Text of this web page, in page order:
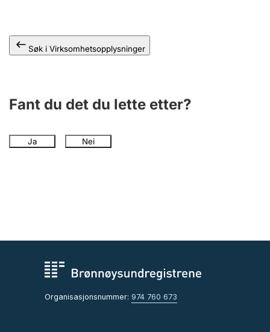
Søk i Virksomhetsopplysninger
Fant du det du lette etter?
Ja Nei
Organisasjonsnummer: 974 760 673